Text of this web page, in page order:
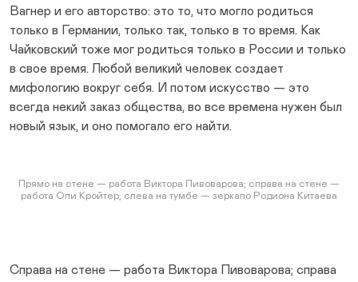
Вагнер и его авторство: это то, что могло родиться
только в Германии, только так, только в то время. Как
Чайковский тоже мог родиться только в России и только
в свое время. Любой великий человек создает
мифологию вокруг себя. И потом искусство — это
всегда некий заказ общества, во все времена нужен был
новый язык, и оно помогало его найти.
Прямо на стене — работа Виктора Пивоварова; справа на стене —
работа Оли Кройтер; слева на тумбе — зеркало Родиона Китаева
Справа на стене — работа Виктора Пивоварова; справа